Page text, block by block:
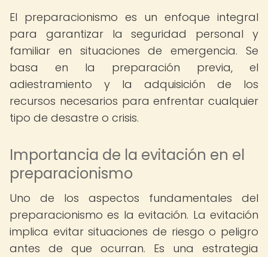
El preparacionismo es un enfoque integral
para garantizar la seguridad personal y
familiar en situaciones de emergencia. Se
basa en la preparación previa, el
adiestramiento y la adquisición de los
recursos necesarios para enfrentar cualquier
tipo de desastre o crisis.
Importancia de la evitación en el
preparacionismo
Uno de los aspectos fundamentales del
preparacionismo es la evitación. La evitación
implica evitar situaciones de riesgo o peligro
antes de que ocurran. Es una estrategia